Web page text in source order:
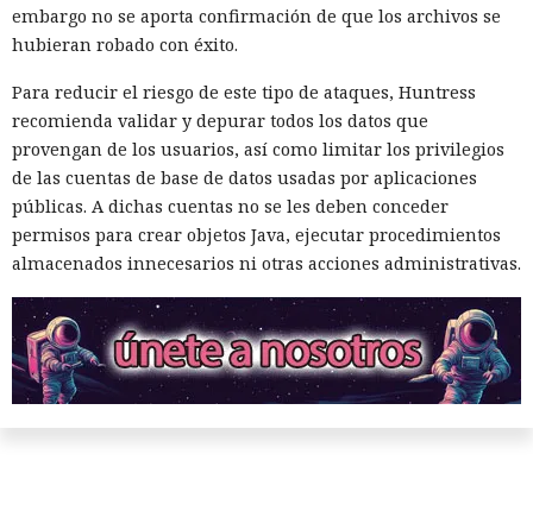
embargo no se aporta confirmación de que los archivos se
hubieran robado con éxito.
Para reducir el riesgo de este tipo de ataques, Huntress
recomienda validar y depurar todos los datos que
provengan de los usuarios, así como limitar los privilegios
de las cuentas de base de datos usadas por aplicaciones
públicas. A dichas cuentas no se les deben conceder
permisos para crear objetos Java, ejecutar procedimientos
almacenados innecesarios ni otras acciones administrativas.